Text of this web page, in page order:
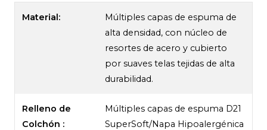
Material:
Múltiples capas de espuma de
alta densidad, con núcleo de
resortes de acero y cubierto
por suaves telas tejidas de alta
durabilidad.
Relleno de
Colchón :
Múltiples capas de espuma D21
SuperSoft/Napa Hipoalergénica